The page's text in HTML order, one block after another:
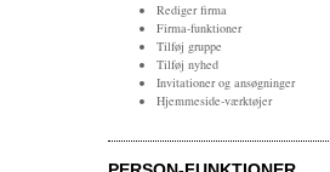
Rediger firma
Firma-funktioner
Tilføj gruppe
Tilføj nyhed
Invitationer og ansøgninger
Hjemmeside-værktøjer